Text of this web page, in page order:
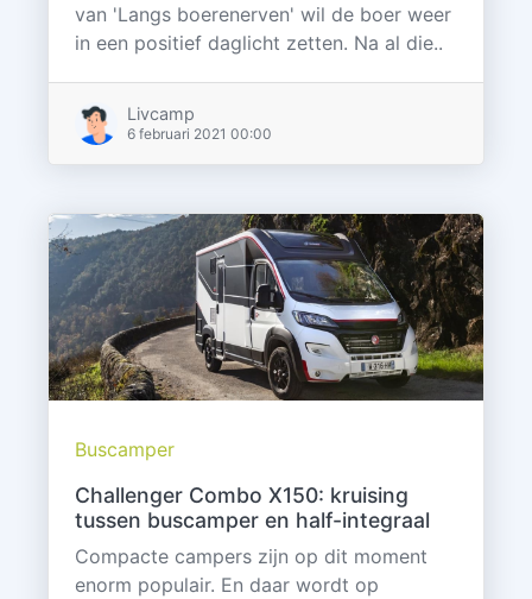
van 'Langs boerenerven' wil de boer weer
in een positief daglicht zetten. Na al die..
Livcamp
6 februari 2021 00:00
Buscamper
Challenger Combo X150: kruising
tussen buscamper en half-integraal
Compacte campers zijn op dit moment
enorm populair. En daar wordt op